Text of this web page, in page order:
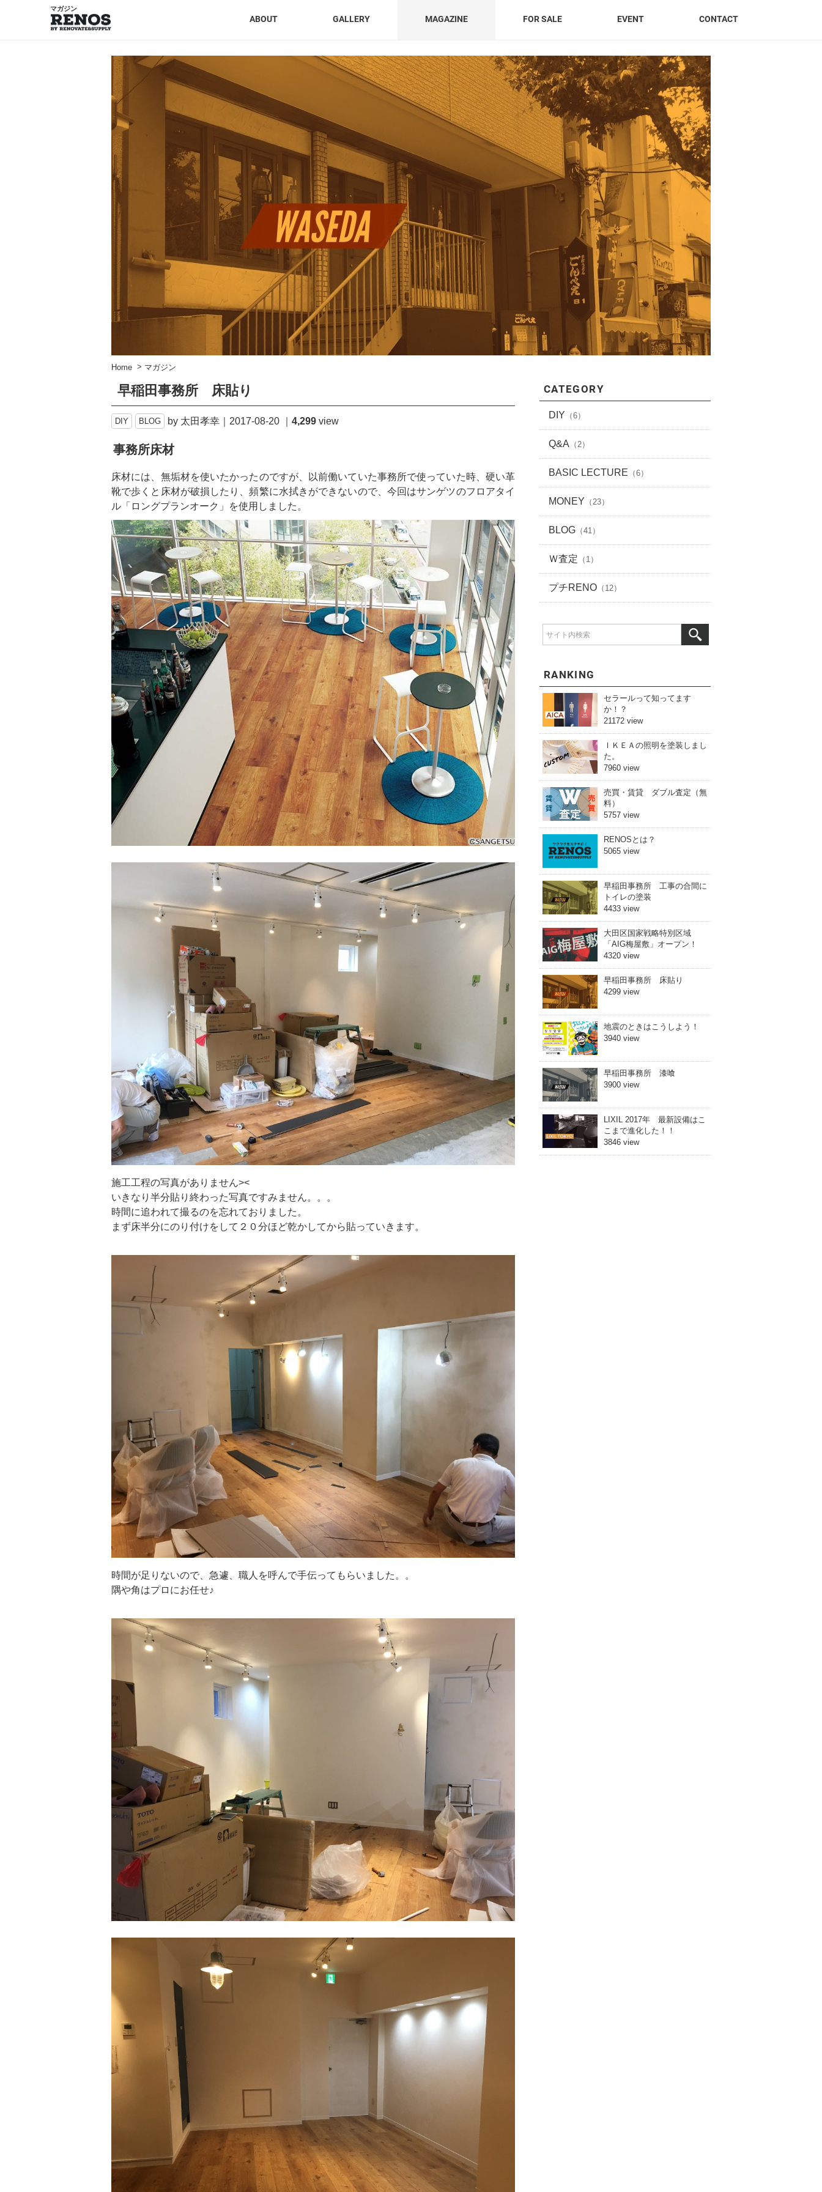
マガジン
ABOUT GALLERY MAGAZINE FOR SALE EVENT CONTACT
Home > マガジン
早稲田事務所 床貼り
DIY BLOG by 太田孝幸 2017-08-20 4,299 view
事務所床材
床材には、無垢材を使いたかったのですが、以前働いていた事務所で使っていた時、硬い革
靴で歩くと床材が破損したり、頻繁に水拭きができないので、今回はサンゲツのフロアタイ
ル「ロングプランオーク」を使用しました。
施工工程の写真がありません><
いきなり半分貼り終わった写真ですみません。。。
時間に追われて撮るのを忘れておりました。
まず床半分にのり付けをして２０分ほど乾かしてから貼っていきます。
時間が足りないので、急遽、職人を呼んで手伝ってもらいました。。
隅や角はプロにお任せ♪
CATEGORY
DIY （6）
Q&A （2）
BASIC LECTURE （6）
MONEY （23）
BLOG （41）
Ｗ査定 （1）
プチRENO （12）
RANKING
セラールって知ってます
か！？
21172 view
ＩＫＥＡの照明を塗装しまし
た。
7960 view
売買・賃貸 ダブル査定（無
料）
5757 view
RENOSとは？
5065 view
早稲田事務所 工事の合間に
トイレの塗装
4433 view
大田区国家戦略特別区域
「AIG梅屋敷」オープン！
4320 view
早稲田事務所 床貼り
4299 view
地震のときはこうしよう！
3940 view
早稲田事務所 漆喰
3900 view
LIXIL 2017年 最新設備はこ
こまで進化した！！
3846 view